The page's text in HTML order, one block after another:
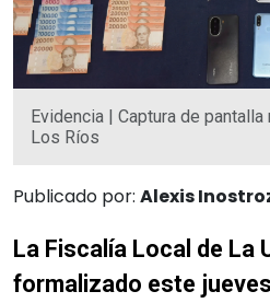
Evidencia | Captura de
Los Ríos
Publicado por: Alexis
La Fiscalía Local de La
formalizado este